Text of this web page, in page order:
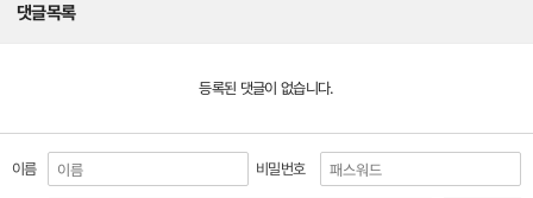
댓글목록
등록된 댓글이 없습니다.
이름 비밀번호